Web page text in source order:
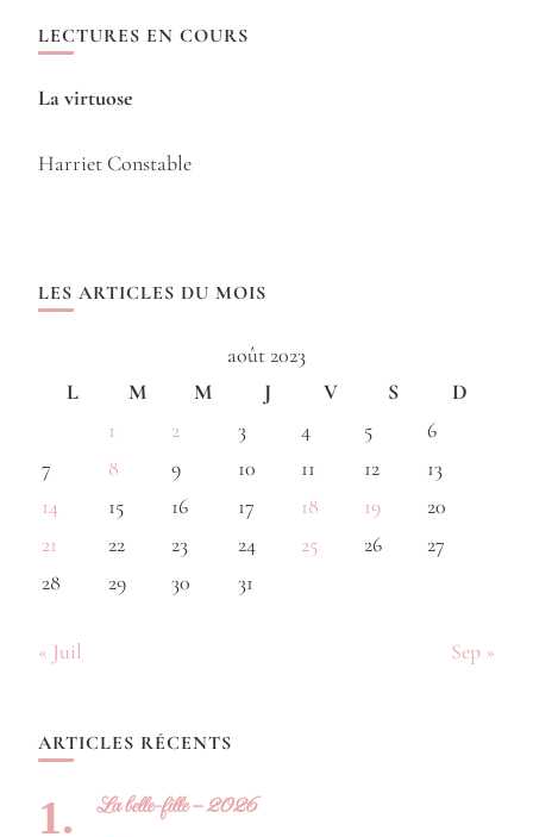
LECTURES EN COURS
La virtuose
Harriet Constable
LES ARTICLES DU MOIS
août 2023
L
M M J V S
D
1
2 3 4 5
6
7
8 9 10 11 12
13
14
15 16 17 18 19
20
21
22 23 24 25 26
27
28
29 30 31
« Juil Sep »
ARTICLES RÉCENTS
La belle-fille – 2026